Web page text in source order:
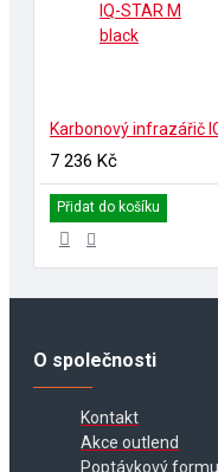
7 236 Kč
Přidat do košíku
Kontakt